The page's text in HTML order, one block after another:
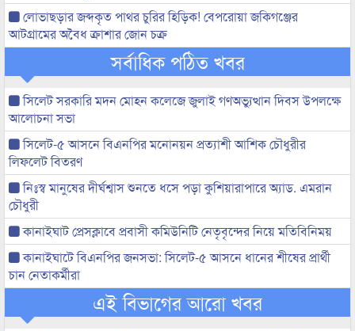
লোভাছড়ার জব্দকৃত পাথর চুরির হিড়িক! বেপরোয়া জকিগঞ্জের
আটগ্রামের অবৈধ ক্রাশার জোন চক্র
সর্বাধিক পঠিত খবর
সিলেট সরকারি মদন মোহন কলেজে জুলাই গণঅভ্যুত্থান দিবস উপলক্ষে
আলোচনা সভা
সিলেট-৫ আসনে বিএনপির মনোনয়ন প্রত্যাশী আশিক চৌধুরীর
লিফলেট বিতরণ
নিঃস্ব মানুষের দীর্ঘশ্বাস শুনতে ধসে পড়া কুশিয়ারাপারে অ্যাড. এমরান
চৌধুরী
কানাইঘাট প্রেসক্লাবে প্রবাসী কমিউনিটি নেতৃবৃন্দের নিয়ে মতিবিনিময়
কানাইঘাটে বিএনপির জনসভা: সিলেট-৫ আসনে ধানের শীষের প্রার্থী
চান নেতাকর্মীরা
এই বিভাগের আরো খবর